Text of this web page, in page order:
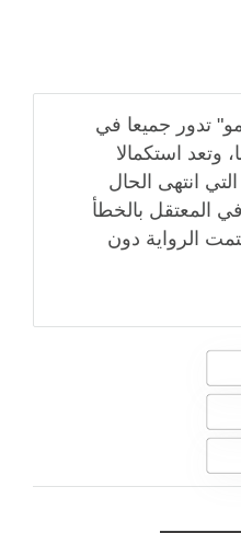
تدور جميعا في
وتعد استكمالا
انتهى الحال
المعتقل بالخطأ
الرواية دون